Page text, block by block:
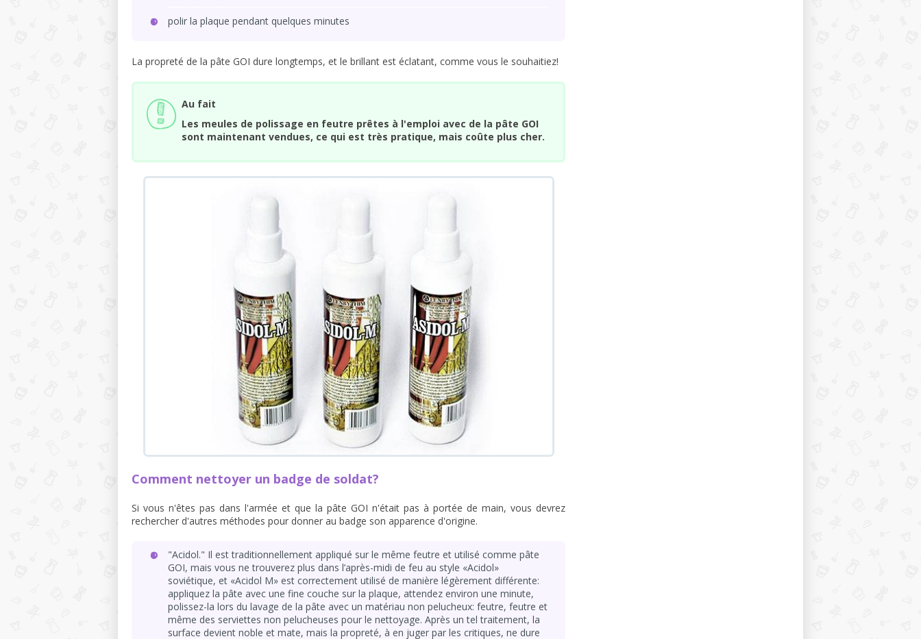
polir la plaque pendant quelques minutes
La propreté de la pâte GOI dure longtemps, et le brillant est éclatant, comme vous le souhaitiez!
Au fait
Les meules de polissage en feutre prêtes à l'emploi avec de la pâte GOI
sont maintenant vendues, ce qui est très pratique, mais coûte plus cher.
Comment nettoyer un badge de soldat?
Si vous n'êtes pas dans l'armée et que la pâte GOI n'était pas à portée de main, vous devrez
rechercher d'autres méthodes pour donner au badge son apparence d'origine.
"Acidol." Il est traditionnellement appliqué sur le même feutre et utilisé comme pâte
GOI, mais vous ne trouverez plus dans l’après-midi de feu au style «Acidol»
soviétique, et «Acidol M» est correctement utilisé de manière légèrement différente:
appliquez la pâte avec une fine couche sur la plaque, attendez environ une minute,
polissez-la lors du lavage de la pâte avec un matériau non pelucheux: feutre, feutre et
même des serviettes non pelucheuses pour le nettoyage. Après un tel traitement, la
surface devient noble et mate, mais la propreté, à en juger par les critiques, ne dure